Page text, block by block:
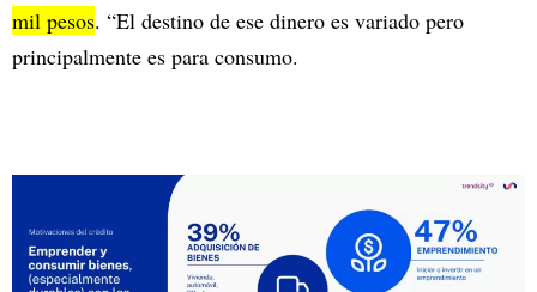
mil pesos. “El destino de ese dinero es variado pero
principalmente es para consumo.